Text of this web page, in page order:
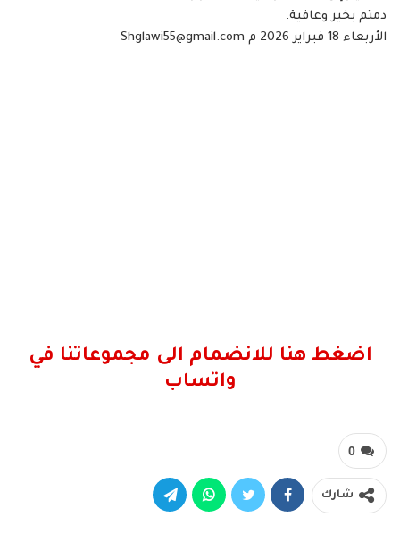
دمتم بخير وعافية.
الأربعاء 18 فبراير 2026 م Shglawi55@gmail.com
اضغط هنا للانضمام الى مجموعاتنا في
واتساب
0
شارك